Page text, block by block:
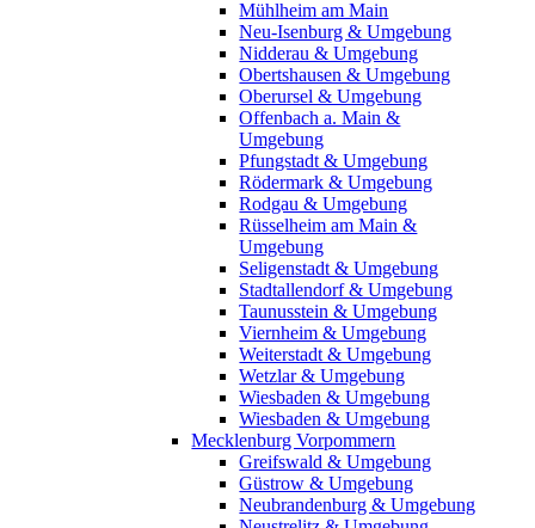
Mühlheim am Main
Neu-Isenburg & Umgebung
Nidderau & Umgebung
Obertshausen & Umgebung
Oberursel & Umgebung
Offenbach a. Main &
Umgebung
Pfungstadt & Umgebung
Rödermark & Umgebung
Rodgau & Umgebung
Rüsselheim am Main &
Umgebung
Seligenstadt & Umgebung
Stadtallendorf & Umgebung
Taunusstein & Umgebung
Viernheim & Umgebung
Weiterstadt & Umgebung
Wetzlar & Umgebung
Wiesbaden & Umgebung
Wiesbaden & Umgebung
Mecklenburg Vorpommern
Greifswald & Umgebung
Güstrow & Umgebung
Neubrandenburg & Umgebung